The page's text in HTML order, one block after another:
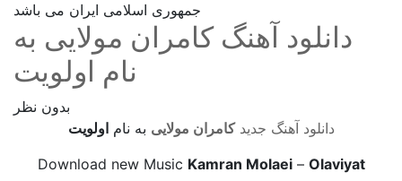
جمهوری اسلامی ایران می باشد
دانلود آهنگ کامران مولایی به
نام اولویت
بدون نظر
دانلود آهنگ جدید کامران مولایی به ناماولویت
Download new Music Kamran Molaei– Olaviyat